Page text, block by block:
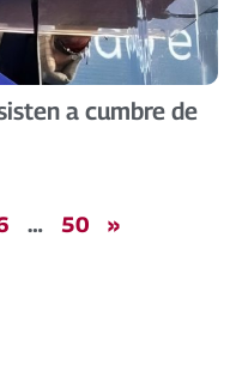
a cumbre de
… 50 »